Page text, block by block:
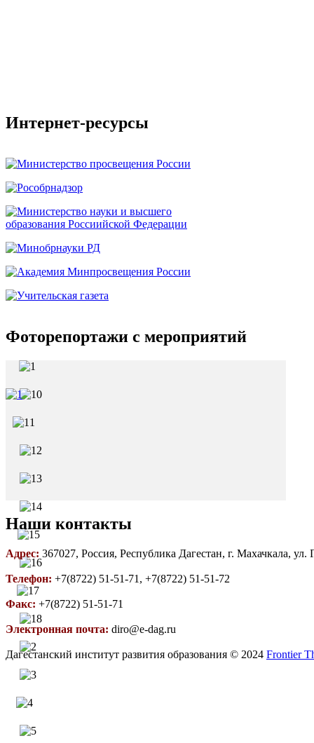
Интернет-ресурсы
Фоторепортажи с мероприятий
Наши контакты
Адрес: 367027, Россия, Республика Дагестан, г. Махачкала,
Телефон: +7(8722) 51-51-71, +7(8722) 51-51-72
Факс: +7(8722) 51-51-71
Электронная почта: diro@e-dag.ru
Дагестанский институт развития образования © 2024 Frontier